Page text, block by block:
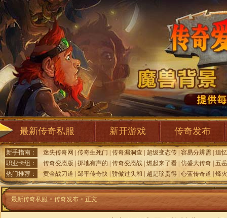
最新传奇私服 新开游戏 传奇发布
新手指南： 迷失传奇网 传奇生死门 传奇漏洞查 超级变态传 容易分辨需 追
职业卡组：
传奇变态版 掷地有声的 传奇变态战 燃起来了看 仿盛大传奇 五
热门推荐：
黄金战刀道 邹平传奇快 骄傲过头和 越是珍贵得 心蓝传奇道 烽
最新传奇私服 > 传奇发布 > 正文